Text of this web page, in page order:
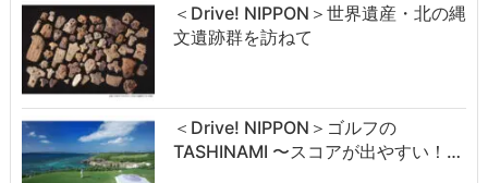
＜Drive! NIPPON＞世界遺産・北の縄
文遺跡群を訪ねて
＜Drive! NIPPON＞ゴルフの
TASHINAMI 〜スコアが出やすい！…